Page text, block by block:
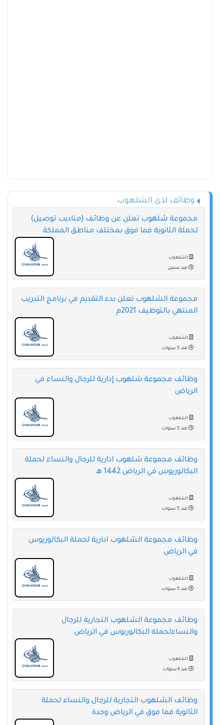
وظائف لدى الشلهوب
مجموعة شلهوب تعلن عن وظائف (مناديب توصيل)
لحملة الثانوية فما فوق بمختلف مناطق المملكة
الشلهوب
منذ سنتين
مجموعة الشلهوب تعلن بدء التقديم في برنامج التدريب
المنتهي بالتوظيف 2021م
الشلهوب
منذ 5 سنوات
وظائف مجموعة شلهوب إدارية للرجال والنساء في
الرياض
الشلهوب
منذ 5 سنوات
وظائف مجموعة شلهوب ادارية للرجال والنساء لحملة
البكالوريوس في الرياض 1442 هـ
الشلهوب
منذ 5 سنوات
وظائف مجموعة الشلهوب ادارية لحملة البكالوريوس
في الرياض
الشلهوب
منذ 5 سنوات
وظائف مجموعة الشلهوب التجارية للرجال
والنساءلحملة البكالوريوس في الرياض
الشلهوب
منذ 6 سنوات
وظائف الشلهوب التجارية للرجال والنساء لحملة
الثانوية فما فوق في الرياض وجدة